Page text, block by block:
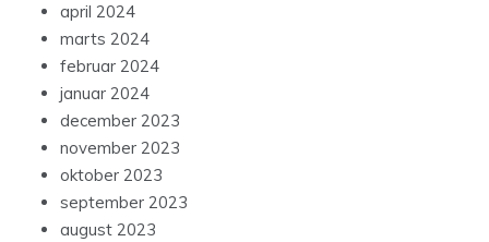
april 2024
marts 2024
februar 2024
januar 2024
december 2023
november 2023
oktober 2023
september 2023
august 2023